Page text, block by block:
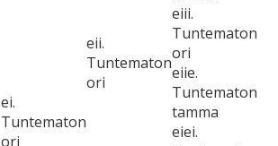
ei.
Tuntematon
ori
eii.
Tuntematon
ori
eiii.
Tuntematon
ori
eiie.
Tuntematon
tamma
eiei.